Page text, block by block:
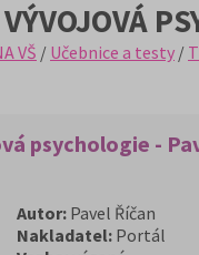
VŠ / Učebnice a testy /
psychologie -
Autor: Pavel Říčan
Nakladatel: Portál